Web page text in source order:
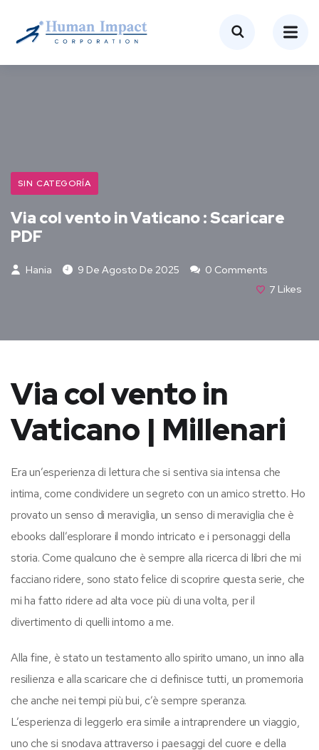
SIN CATEGORÍA
Via col vento in Vaticano : Scaricare
PDF
Hania 9 De Agosto De 2025
0 Comments
7 Likes
Via col vento in
Vaticano | Millenari
Era un’esperienza di lettura che si sentiva sia intensa che
intima, come condividere un segreto con un amico stretto. Ho
provato un senso di meraviglia, un senso di meraviglia che è
ebooks dall’esplorare il mondo intricato e i personaggi della
storia. Come qualcuno che è sempre alla ricerca di libri che mi
facciano ridere, sono stato felice di scoprire questa serie, che
mi ha fatto ridere ad alta voce più di una volta, per il
divertimento di quelli intorno a me.
Alla fine, è stato un testamento allo spirito umano, un inno alla
resilienza e alla scaricare che ci definisce tutti, un promemoria
che anche nei tempi più bui, c’è sempre speranza.
L’esperienza di leggerlo era simile a intraprendere un viaggio,
uno che si snodava attraverso i paesaggi del cuore e della